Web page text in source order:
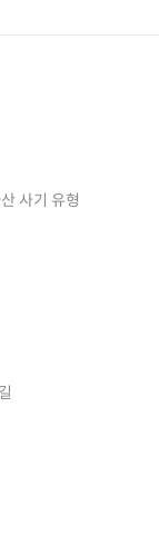
사기 유형